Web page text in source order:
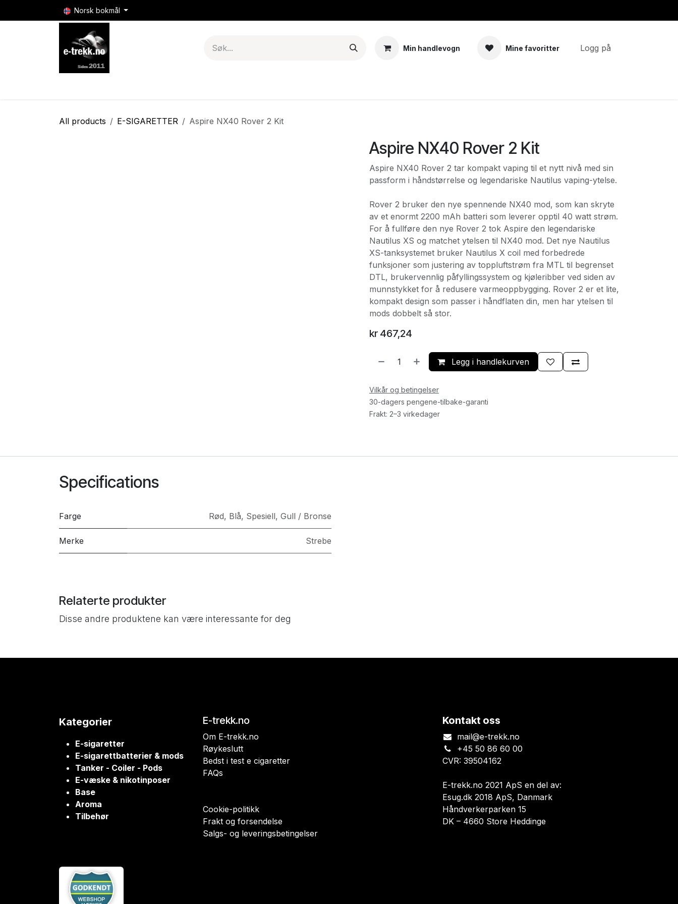
Norsk bokmål
Min handlevogn Mine favoritter Logg på
All products E-SIGARETTER Aspire NX40 Rover 2 Kit
Aspire NX40 Rover 2 Kit
Aspire NX40 Rover 2 tar kompakt vaping til et nytt nivå med sin
passform i håndstørrelse og legendariske Nautilus vaping-ytelse.
Rover 2 bruker den nye spennende NX40 mod, som kan skryte
av et enormt 2200 mAh batteri som leverer opptil 40 watt strøm.
For å fullføre den nye Rover 2 tok Aspire den legendariske
Nautilus XS og matchet ytelsen til NX40 mod. Det nye Nautilus
XS-tanksystemet bruker Nautilus X coil med forbedrede
funksjoner som justering av toppluftstrøm fra MTL til begrenset
DTL, brukervennlig påfyllingssystem og kjøleribber ved siden av
munnstykket for å redusere varmeoppbygging. Rover 2 er et lite,
kompakt design som passer i håndflaten din, men har ytelsen til
mods dobbelt så stor.
kr 467,24
Legg i handlekurven
Vilkår og betingelser
30-dagers pengene-tilbake-garanti
Frakt: 2–3 virkedager
Specifications
Farge Rød, Blå, Spesiell, Gull / Bronse
Merke Strebe
Relaterte produkter
Disse andre produktene kan være interessante for deg
Kategorier
E-sigaretter
E-sigarettbatterier & mods
Tanker - Coiler - Pods
E-væske & nikotinposer
Base
Aroma
Tilbehør
E-trekk.no
Om E-trekk.no
Røykeslutt
Bedst i test e cigaretter
FAQs
Cookie-politikk
Frakt og forsendelse
Salgs- og leveringsbetingelser
Kontakt oss
mail@e-trekk.no
+45 50 86 60 00
CVR: 39504162
E-trekk.no 2021 ApS en del av:
Esug.dk 2018 ApS, Danmark
Håndverkerparken 15
DK – 4660 Store Heddinge